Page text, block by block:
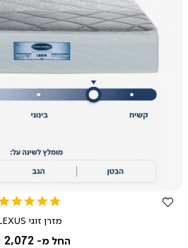
צפייה
מזרן זוגי LEXUS
החל מ- 2,072 ₪